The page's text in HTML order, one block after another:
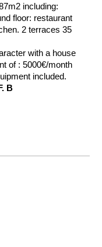
including:
floor: restaurant
2 terraces 35
with a house
of : 5000€/month
included.
B